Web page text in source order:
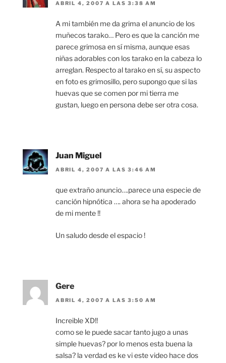
ABRIL 4, 2007 A LAS 3:38 AM
A mi también me da grima el anuncio de los
muñecos tarako… Pero es que la canción me
parece grimosa en sí misma, aunque esas
niñas adorables con los tarako en la cabeza lo
arreglan. Respecto al tarako en sí, su aspecto
en foto es grimosillo, pero supongo que si las
huevas que se comen por mi tierra me
gustan, luego en persona debe ser otra cosa.
Juan Miguel
ABRIL 4, 2007 A LAS 3:46 AM
que extraño anuncio….parece una especie de
canción hipnótica …. ahora se ha apoderado
de mi mente !!
Un saludo desde el espacio !
Gere
ABRIL 4, 2007 A LAS 3:50 AM
Increible XD!!
como se le puede sacar tanto jugo a unas
simple huevas? por lo menos esta buena la
salsa? la verdad es ke vi este video hace dos